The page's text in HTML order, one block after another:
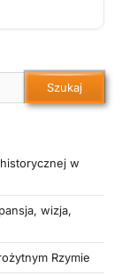
Szukaj
w
wizja,
Rzymie